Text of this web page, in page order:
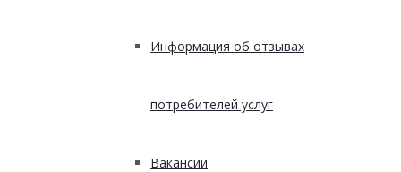
Информация об отзывах
потребителей услуг
Вакансии